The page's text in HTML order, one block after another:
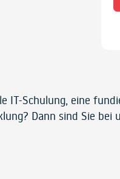
IT-Schulung, eine
Dann sind Sie bei